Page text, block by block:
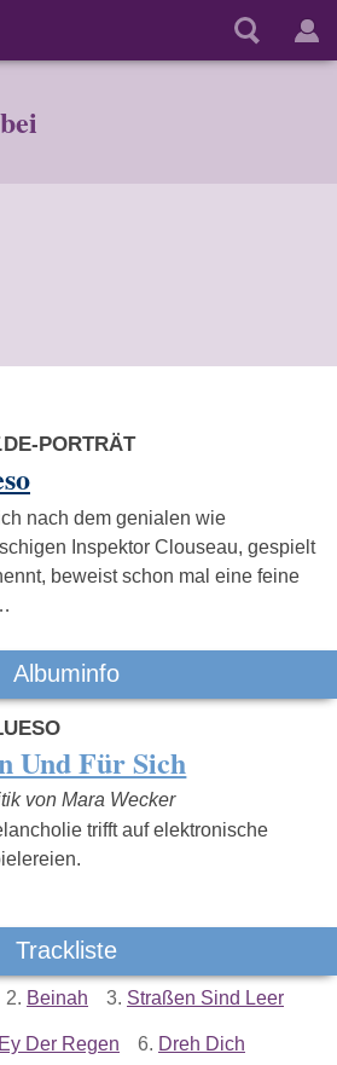
PORTRÄT
nach dem genialen wie
Inspektor Clouseau, gespielt
beweist schon mal eine feine
Albuminfo
Und Für Sich
von Mara Wecker
trifft auf elektronische
Trackliste
2. Beinah 3. Straßen Sind Leer
Ey Der Regen 6. Dreh Dich